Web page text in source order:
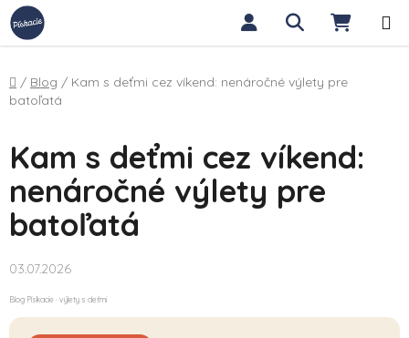
Prejsť na obsah Hľadať
Domov
/ Blog / Kam s deťmi cez víkend: nenáročné výlety pre
batoľatá
Kam s deťmi cez víkend:
nenáročné výlety pre
batoľatá
03.07.2026
Blog Pískacie · výlety s deťmi